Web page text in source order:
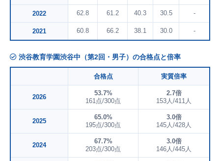
2022 62.8 61.2 40.3 30.5 -
2021 60.8 66.2 38.1 30.0 -
渋谷教育学園渋谷中（第2回・男子）の合格点と倍率
合格点 実質倍率
2026
53.7%
161点/300点
2.7倍
153人/411人
2025
65.0%
195点/300点
3.0倍
145人/428人
2024
67.7%
203点/300点
3.0倍
146人/445人